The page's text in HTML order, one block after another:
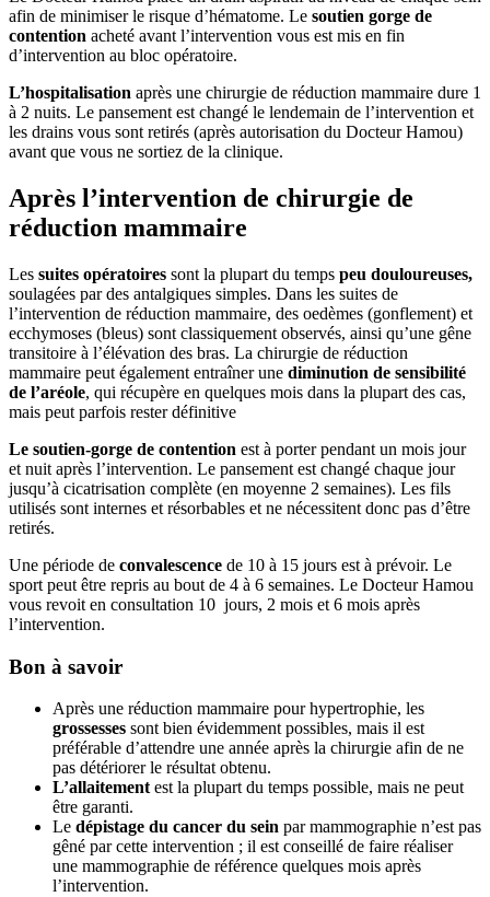
afin de minimiser le risque d’hématome. Le soutien gorge de
contention acheté avant l’intervention vous est mis en fin
d’intervention au bloc opératoire.
L’hospitalisation après une chirurgie de réduction mammaire dure 1
à 2 nuits. Le pansement est changé le lendemain de l’intervention et
les drains vous sont retirés (après autorisation du Docteur Hamou)
avant que vous ne sortiez de la clinique.
Après l’intervention de chirurgie de
réduction mammaire
Les suites opératoires sont la plupart du temps peu douloureuses,
soulagées par des antalgiques simples. Dans les suites de
l’intervention de réduction mammaire, des oedèmes (gonflement) et
ecchymoses (bleus) sont classiquement observés, ainsi qu’une gêne
transitoire à l’élévation des bras. La chirurgie de réduction
mammaire peut également entraîner une diminution de sensibilité
de l’aréole, qui récupère en quelques mois dans la plupart des cas,
mais peut parfois rester définitive
Le soutien-gorge de contention est à porter pendant un mois jour
et nuit après l’intervention. Le pansement est changé chaque jour
jusqu’à cicatrisation complète (en moyenne 2 semaines). Les fils
utilisés sont internes et résorbables et ne nécessitent donc pas d’être
retirés.
Une période de convalescence de 10 à 15 jours est à prévoir. Le
sport peut être repris au bout de 4 à 6 semaines. Le Docteur Hamou
vous revoit en consultation 10 jours, 2 mois et 6 mois après
l’intervention.
Bon à savoir
Après une réduction mammaire pour hypertrophie, les
grossesses sont bien évidemment possibles, mais il est
préférable d’attendre une année après la chirurgie afin de ne
pas détériorer le résultat obtenu.
L’allaitement est la plupart du temps possible, mais ne peut
être garanti.
Le dépistage du cancer du sein par mammographie n’est pas
gêné par cette intervention ; il est conseillé de faire réaliser
une mammographie de référence quelques mois après
l’intervention.